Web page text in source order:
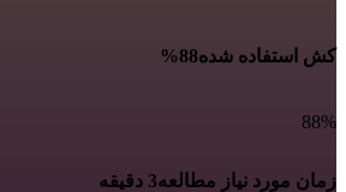
کش استفاده شده88%
88%
زمان مورد نیاز مطالعه3 دقیقه